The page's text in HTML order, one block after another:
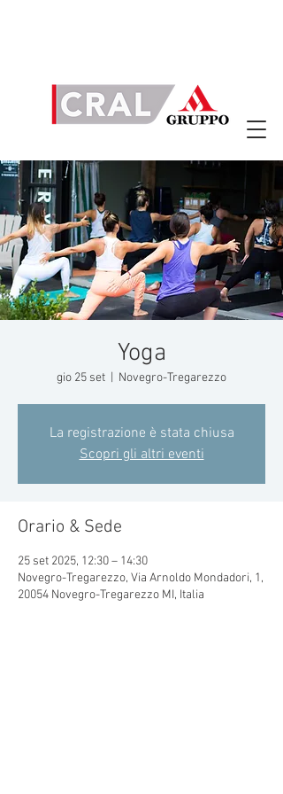
Yoga
gio 25 set Novegro-Tregarezzo
La registrazione è stata chiusa
Scopri gli altri eventi
Orario & Sede
25 set 2025, 12:30 – 14:30
Novegro-Tregarezzo, Via Arnoldo Mondadori, 1,
20054 Novegro-Tregarezzo MI, Italia